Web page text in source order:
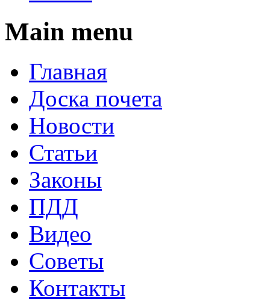
Main menu
Главная
Доска почета
Новости
Статьи
Законы
ПДД
Видео
Советы
Контакты